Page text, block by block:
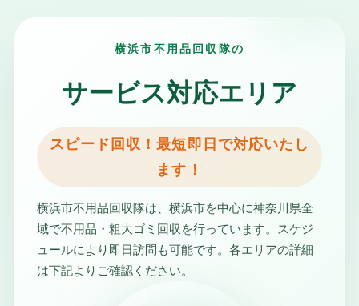
横浜市不用品回収隊の
サービス対応エリア
スピード回収！最短即日で対応いたし
ます！
横浜市不用品回収隊は、横浜市を中心に神奈川県全
域で不用品・粗大ゴミ回収を行っています。スケジ
ュールにより即日訪問も可能です。各エリアの詳細
は下記よりご確認ください。